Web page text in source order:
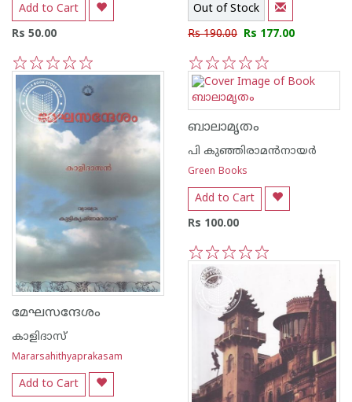
Add to Cart
Rs 50.00
5
4
3
2
1
Out of Stock
Rs 190.00 Rs 177.00
5
4
3
2
1
മേഘസന്ദേശം
കാളിദാസ്
Mararsahithyaprakasam
Add to Cart
ബാലാമൃതം
പി കുഞ്ഞിരാമന്‍‌നായര്‍
Green Books
Add to Cart
Rs 100.00
2